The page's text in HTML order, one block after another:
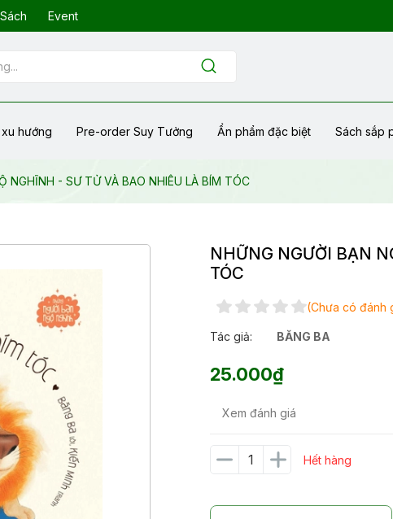
Event
hướng Pre-order Suy Tưởng Ẩn phẩm đặc biệt Sách sắp
NGHĨNH - SƯ TỬ VÀ BAO NHIÊU LÀ BÍM TÓC
NHỮNG NGƯỜI BẠN
TÓC
(Chưa có đánh
Tác giả: BĂNG BA
25.000₫
Xem đánh giá
Hết hàng